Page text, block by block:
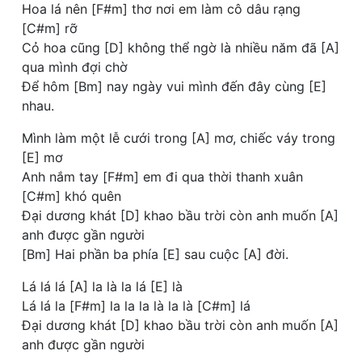
Hoa lá nên [F#m] thơ nơi em làm cô dâu rạng
[C#m] rỡ
Cỏ hoa cũng [D] không thể ngờ là nhiều năm đã [A]
qua mình đợi chờ
Để hôm [Bm] nay ngày vui mình đến đây cùng [E]
nhau.
Mình làm một lễ cưới trong [A] mơ, chiếc váy trong
[E] mơ
Anh nắm tay [F#m] em đi qua thời thanh xuân
[C#m] khó quên
Đại dương khát [D] khao bầu trời còn anh muốn [A]
anh được gần người
[Bm] Hai phần ba phía [E] sau cuộc [A] đời.
Lá lá lá [A] la là la lá [E] là
Lá lá la [F#m] la la la là la là [C#m] lá
Đại dương khát [D] khao bầu trời còn anh muốn [A]
anh được gần người